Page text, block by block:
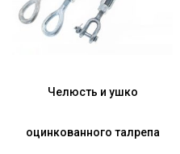
Челюсть и ушко
оцинкованного талрепа